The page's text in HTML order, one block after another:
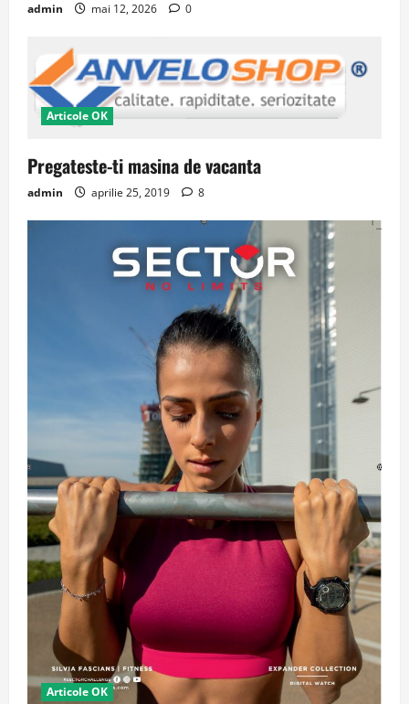
admin mai 12, 2026 0
Articole OK
Pregateste-ti masina de vacanta
admin aprilie 25, 2019 8
Articole OK